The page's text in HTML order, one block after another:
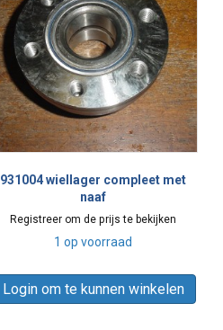
931004 wiellager compleet met
naaf
Registreer om de prijs te bekijken
1 op voorraad
Login om te kunnen winkelen